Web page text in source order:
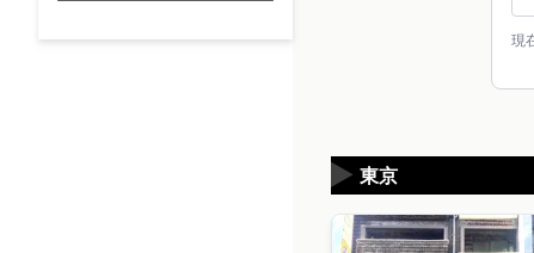
現
東京
▶